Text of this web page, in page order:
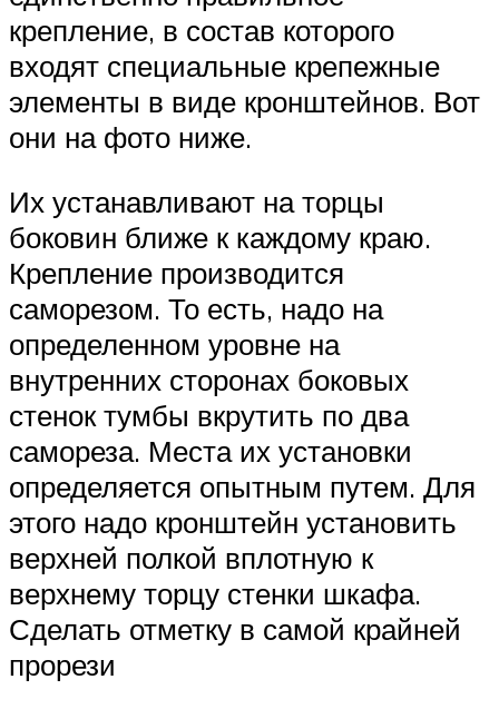
крепление, в состав которого
входят специальные крепежные
элементы в виде кронштейнов. Вот
они на фото ниже.
Их устанавливают на торцы
боковин ближе к каждому краю.
Крепление производится
саморезом. То есть, надо на
определенном уровне на
внутренних сторонах боковых
стенок тумбы вкрутить по два
самореза. Места их установки
определяется опытным путем. Для
этого надо кронштейн установить
верхней полкой вплотную к
верхнему торцу стенки шкафа.
Сделать отметку в самой крайней
прорези